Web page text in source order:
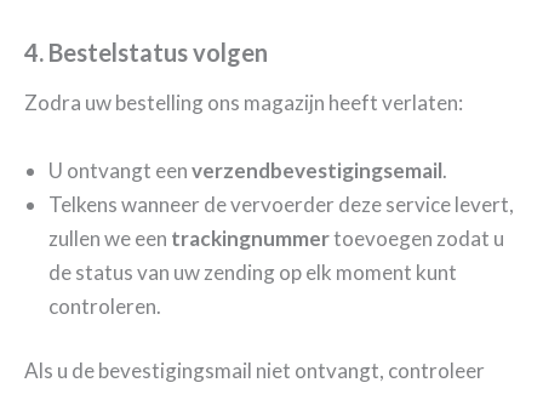
4. Bestelstatus volgen
Zodra uw bestelling ons magazijn heeft verlaten:
U ontvangt eenverzendbevestigingsemail.
Telkens wanneer de vervoerder deze service levert,
zullen we een trackingnummertoevoegen zodat u
de status van uw zending op elk moment kunt
controleren.
Als u de bevestigingsmail niet ontvangt, controleer